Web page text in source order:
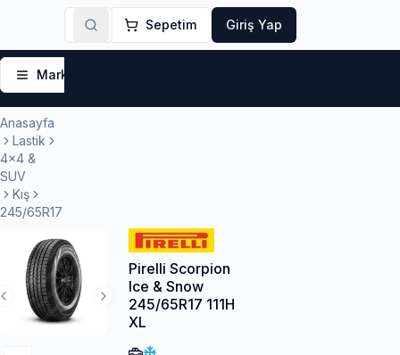
Sepetim Giriş Yap
Markalar
Anasayfa
Lastik
4x4 &
SUV
Kış
245/65R17
Next Slide
Previous Slide
Pirelli Scorpion
Ice & Snow
245/65R17 111H
XL